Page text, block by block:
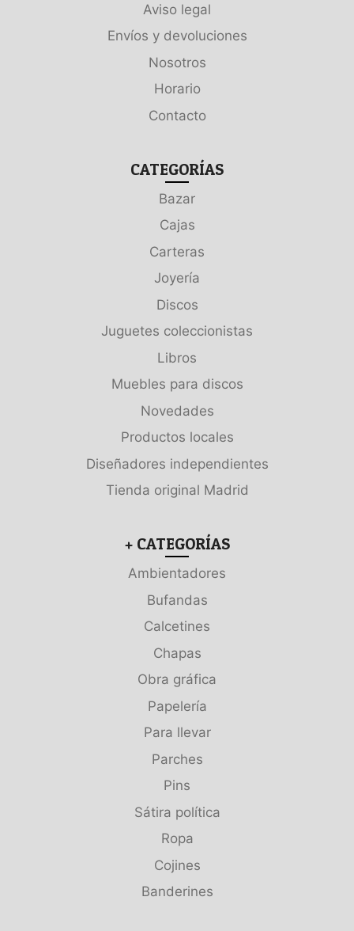
Aviso legal
Envíos y devoluciones
Nosotros
Horario
Contacto
CATEGORÍAS
Bazar
Cajas
Carteras
Joyería
Discos
Juguetes coleccionistas
Libros
Muebles para discos
Novedades
Productos locales
Diseñadores independientes
Tienda original Madrid
+ CATEGORÍAS
Ambientadores
Bufandas
Calcetines
Chapas
Obra gráfica
Papelería
Para llevar
Parches
Pins
Sátira política
Ropa
Cojines
Banderines